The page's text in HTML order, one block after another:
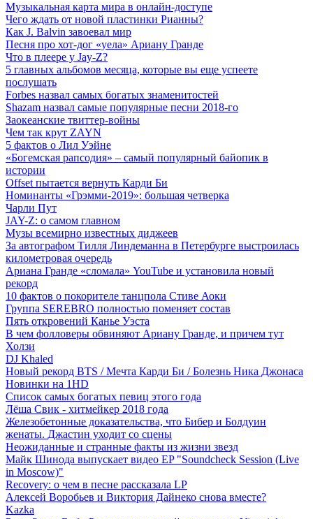
Музыкальная карта мира в онлайн-доступе
Чего ждать от новой пластинки Рианны?
Как J. Balvin завоевал мир
Песня про хот-дог «уела» Ариану Гранде
Что в плеере у Jay-Z?
5 главных альбомов месяца, которые вы еще успеете
послушать
Forbes назвал самых богатых знаменитостей
Shazam назвал самые популярные песни 2018-го
Заокеанские твиттер-войны
Чем так крут ZAYN
5 фактов о Лил Уэйне
«Богемская рапсодия» – самый популярный байопик в
истории
Offset пытается вернуть Карди Би
Номинанты «Грэмми-2019»: большая четверка
Чарли Пут
JAY-Z: о самом главном
Музы всемирно известных диджеев
За автографом Тилля Линдеманна в Петербурге выстроилась
километровая очередь
Ариана Гранде «сломала» YouTube и установила новый
рекорд
10 фактов о покорителе танцпола Стиве Аоки
Группа SEREBRO полностью поменяет состав
Пять откровений Канье Уэста
В чем фолловеры обвиняют Ариану Гранде, и причем тут
Холзи
DJ Khaled
Новый рекорд BTS / Мечта Карди Би / Болезнь Ника Джонаса
Новинки на 1HD
Список самых богатых певиц этого года
Лёша Свик - хитмейкер 2018 года
Железобетонные доказательства, что Бибер и Болдуин
женаты. Джастин уходит со сцены
Неожиданные и странные факты из жизни звезд
Майк Шинода выпускает видео EP "Soundcheck Session (Live
in Moscow)"
Recovery: о чем в песне рассказала LP
Алексей Воробьев и Виктория Дайнеко снова вместе?
Kazka